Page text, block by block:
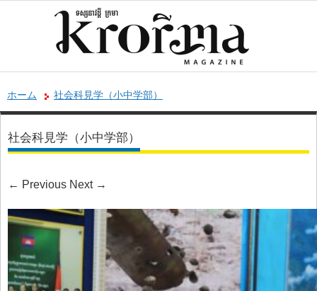
ホーム 社会科見学（小中学部）
社会科見学（小中学部）
← Previous Next →